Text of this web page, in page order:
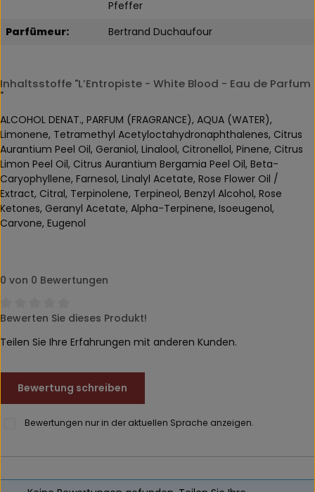
Pfeffer
Parfümeur:
Bertrand Duchaufour
Inhaltsstoffe "L’Entropiste - White Blood - Eau de Parfum
"
ALCOHOL DENAT., PARFUM (FRAGRANCE), AQUA (WATER),
Limonene, Tetramethyl Acetyloctahydronaphthalenes, Citrus
Aurantium Peel Oil, Geraniol, Linalool, Citronellol, Pinene, Citrus
Limon Peel Oil, Citrus Aurantium Bergamia Peel Oil, Beta-
Caryophyllene, Farnesol, Linalyl Acetate, Rose Flower Oil /
Extract, Citral, Terpinolene, Terpineol, Benzyl Alcohol, Rose
Ketones, Geranyl Acetate, Alpha-Terpinene, Isoeugenol,
Carvone, Eugenol
0 von 0 Bewertungen
Durchschnittliche Bewertung von 0 von 5 Sternen
Bewerten Sie dieses Produkt!
Teilen Sie Ihre Erfahrungen mit anderen Kunden.
Bewertung schreiben
Bewertungen nur in der aktuellen Sprache anzeigen.